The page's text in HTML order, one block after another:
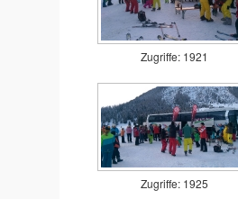
Zugriffe: 1921
Zugriffe: 1925